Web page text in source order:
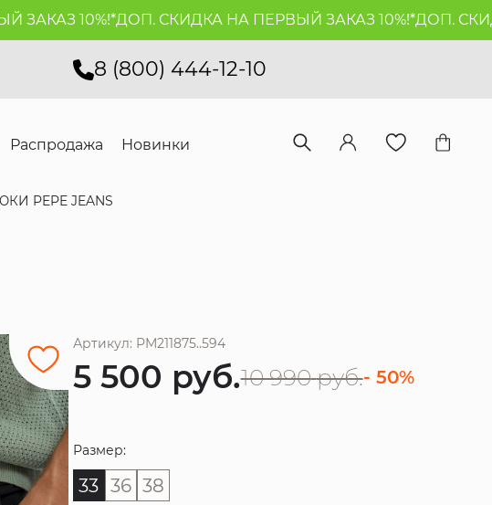
10%!*ДОП. СКИДКА НА ПЕРВЫЙ ЗАКАЗ 10%!*ДОП.
8 (800) 444-12-10
Распродажа Новинки
PEPE JEANS
Артикул: PM211875..594
5 500 руб.10 990 руб.- 50%
Размер:
33 36 38